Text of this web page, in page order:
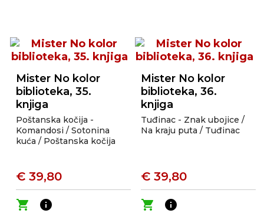
Mister No kolor
biblioteka, 35.
knjiga
Poštanska kočija -
Komandosi / Sotonina
kuća / Poštanska kočija
€ 39,80
shopping_cart
info
Mister No kolor
biblioteka, 36.
knjiga
Tuđinac - Znak ubojice /
Na kraju puta / Tuđinac
€ 39,80
shopping_cart
info